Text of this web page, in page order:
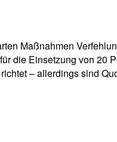
Maßnahmen
die Einsetzung von 20
– allerdings sind